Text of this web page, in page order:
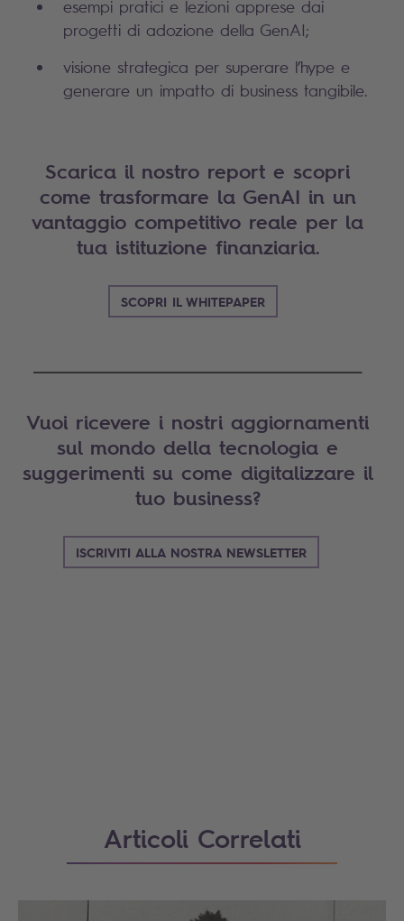
esempi pratici e lezioni apprese dai
progetti di adozione della GenAI;
visione strategica per superare l’hype e
generare un impatto di business tangibile.
Scarica il nostro report e scopri
come trasformare la GenAI in un
vantaggio competitivo reale per la
tua istituzione finanziaria.
SCOPRI IL WHITEPAPER
Vuoi ricevere i nostri aggiornamenti
sul mondo della tecnologia e
suggerimenti su come digitalizzare il
tuo business?
ISCRIVITI ALLA NOSTRA NEWSLETTER
Articoli Correlati